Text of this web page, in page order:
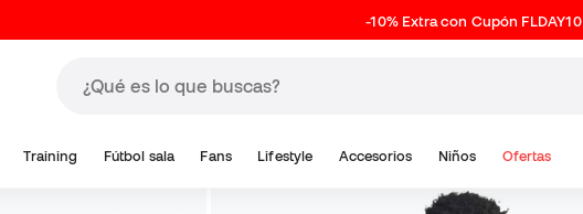
-10% Extra con Cupón FLDAY10
Training Fútbol sala Fans Lifestyle Accesorios Niños Ofertas